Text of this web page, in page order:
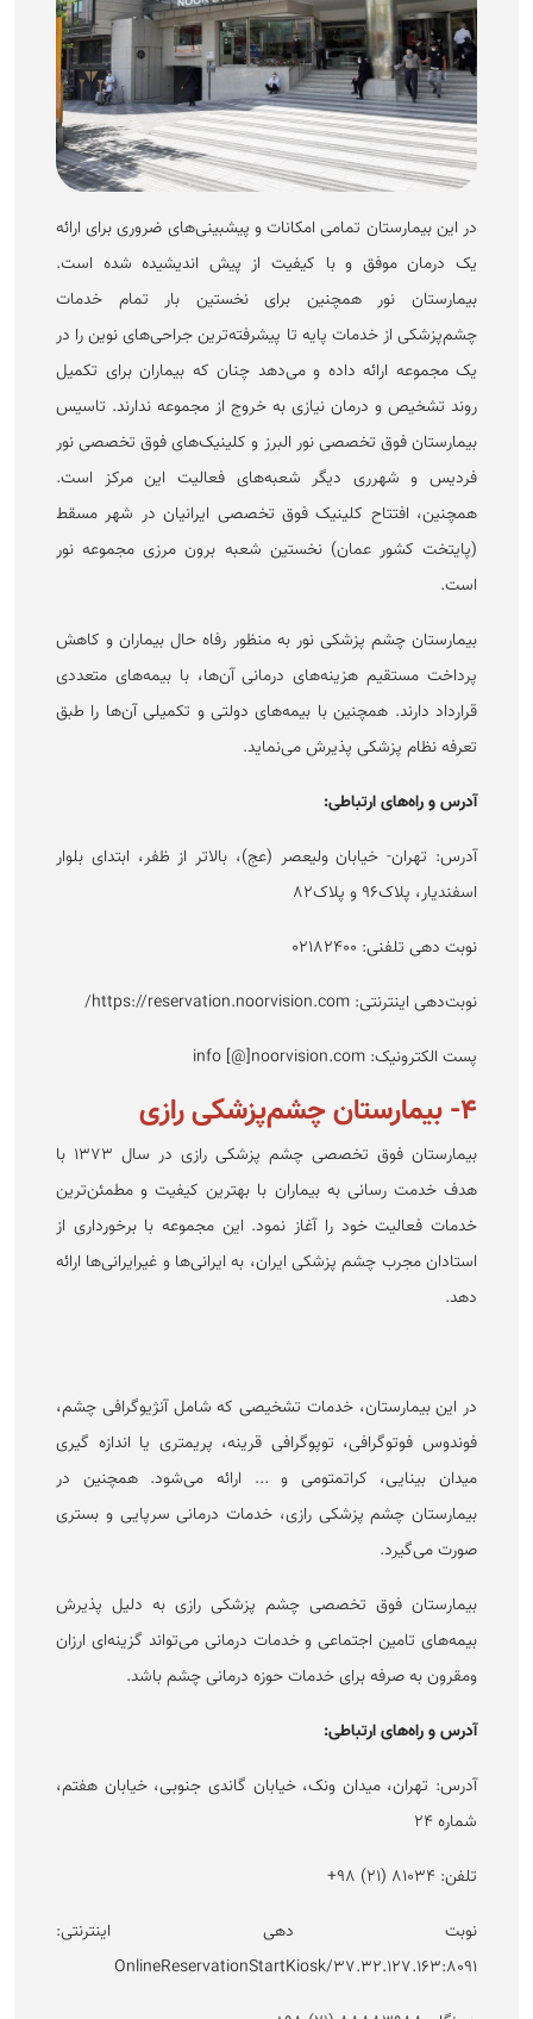
در این بیمارستان تمامی امکانات و پیش‏بینی‌های ضروری برای ارائه
یک درمان موفق و با کیفیت از پیش اندیشیده شده است.
بیمارستان نور همچنین برای نخستین بار تمام خدمات
چشم‌پزشکی از خدمات پایه تا پیشرفته‌ترین جراحی‌های نوین را در
یک مجموعه ارائه داده و می‌دهد چنان که بیماران برای تکمیل
روند تشخیص و درمان نیازی به خروج از مجموعه ندارند. تاسیس
بیمارستان فوق تخصصی نور البرز و کلینیک‌های فوق تخصصی نور
فردیس و شهرری دیگر شعبه‌های فعالیت این مرکز است.
همچنین، افتتاح کلینیک فوق تخصصی ایرانیان در شهر مسقط
(پایتخت کشور عمان) نخستین شعبه برون مرزی مجموعه نور
است.
بیمارستان چشم پزشکی نور به منظور رفاه حال بیماران و کاهش
پرداخت مستقیم هزینه‌های درمانی آن‌ها، با بیمه‌های متعددی
قرارداد دارند. همچنین با بیمه‌های دولتی و تکمیلی آن‌ها را طبق
تعرفه نظام پزشکی پذیرش می‌نماید.
آدرس و راه‌های ارتباطی:
آدرس: تهران- خیابان ولیعصر (عج)، بالاتر از ظفر، ابتدای بلوار
اسفندیار، پلاک۹۶ و پلاک۸۲
نوبت دهی تلفنی: ۰۲۱۸۲۴۰۰
نوبت‌دهی اینترنتی: https://reservation.noorvision.com/
پست الکترونیک: info [@]noorvision.com
۴- بیمارستان چشم‌پزشکی رازی
بیمارستان فوق تخصصی چشم پزشکی رازی در سال ۱۳۷۳ با
هدف خدمت رسانی به بیماران با بهترین کیفیت و مطمئن‌ترین
خدمات فعالیت خود را آغاز نمود. این مجموعه با برخورداری از
استادان مجرب چشم پزشکی ایران، به ایرانی‌ها و غیرایرانی‌ها ارائه
دهد.
در این بیمارستان، خدمات تشخیصی که شامل آنژیوگرافی چشم،
فوندوس فوتوگرافی، توپوگرافی قرینه، پریمتری یا اندازه گیری
میدان بینایی، کراتمتومی و ... ارائه می‌شود. همچنین در
بیمارستان چشم پزشکی رازی، خدمات درمانی سرپایی و بستری
صورت می‌گیرد.
بیمارستان فوق تخصصی چشم پزشکی رازی به دلیل پذیرش
بیمه‌های تامین اجتماعی و خدمات درمانی می‌تواند گزینه‌ای ارزان
ومقرون به صرفه برای خدمات حوزه درمانی چشم باشد.
آدرس و راه‌های ارتباطی:
آدرس: تهران، میدان ونک، خیابان گاندی جنوبی، خیابان هفتم،
شماره ۲۴
تلفن: ۸۱۰۳۴ (۲۱) ۹۸+
نوبت دهی اینترنتی:
۳۷.۳۲.۱۲۷.۱۶۳:۸۰۹۱/OnlineReservationStartKiosk